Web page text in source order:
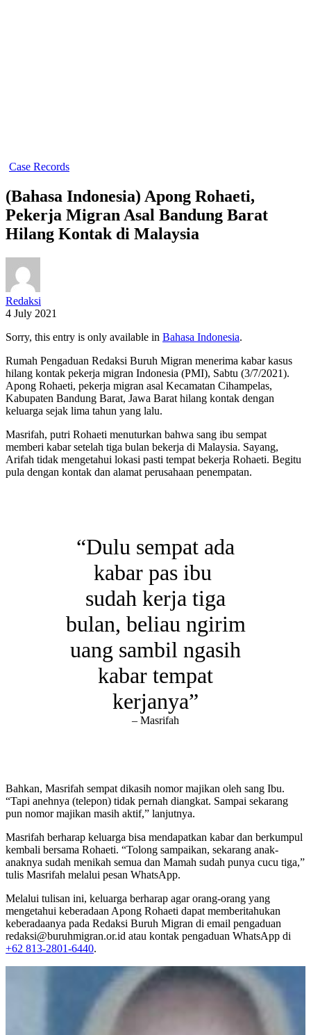
Case Records
(Bahasa Indonesia) Apong Rohaeti,
Pekerja Migran Asal Bandung Barat
Hilang Kontak di Malaysia
Redaksi
4 July 2021
Sorry, this entry is only available in Bahasa Indonesia.
Rumah Pengaduan Redaksi Buruh Migran menerima kabar kasus
hilang kontak pekerja migran Indonesia (PMI), Sabtu (3/7/2021).
Apong Rohaeti, pekerja migran asal Kecamatan Cihampelas,
Kabupaten Bandung Barat, Jawa Barat hilang kontak dengan
keluarga sejak lima tahun yang lalu.
Masrifah, putri Rohaeti menuturkan bahwa sang ibu sempat
memberi kabar setelah tiga bulan bekerja di Malaysia. Sayang,
Arifah tidak mengetahui lokasi pasti tempat bekerja Rohaeti. Begitu
pula dengan kontak dan alamat perusahaan penempatan.
“Dulu sempat ada
kabar pas ibu
sudah kerja tiga
bulan, beliau ngirim
uang sambil ngasih
kabar tempat
kerjanya”
– Masrifah
Bahkan, Masrifah sempat dikasih nomor majikan oleh sang Ibu.
“Tapi anehnya (telepon) tidak pernah diangkat. Sampai sekarang
pun nomor majikan masih aktif,” lanjutnya.
Masrifah berharap keluarga bisa mendapatkan kabar dan berkumpul
kembali bersama Rohaeti. “Tolong sampaikan, sekarang anak-
anaknya sudah menikah semua dan Mamah sudah punya cucu tiga,”
tulis Masrifah melalui pesan WhatsApp.
Melalui tulisan ini, keluarga berharap agar orang-orang yang
mengetahui keberadaan Apong Rohaeti dapat memberitahukan
keberadaanya pada Redaksi Buruh Migran di email pengaduan
redaksi@buruhmigran.or.id atau kontak pengaduan WhatsApp di
+62 813-2801-6440.